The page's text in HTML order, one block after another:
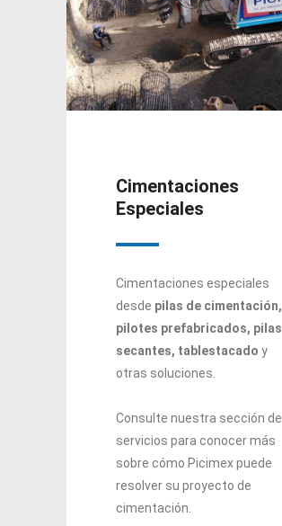
Cimentaciones
Especiales
Cimentaciones especiales
desde pilas de cimentación,
pilotes prefabricados, pilas
secantes, tablestacado y
otras soluciones.
Consulte nuestra sección de
servicios para conocer más
sobre cómo Picimex puede
resolver su proyecto de
cimentación.